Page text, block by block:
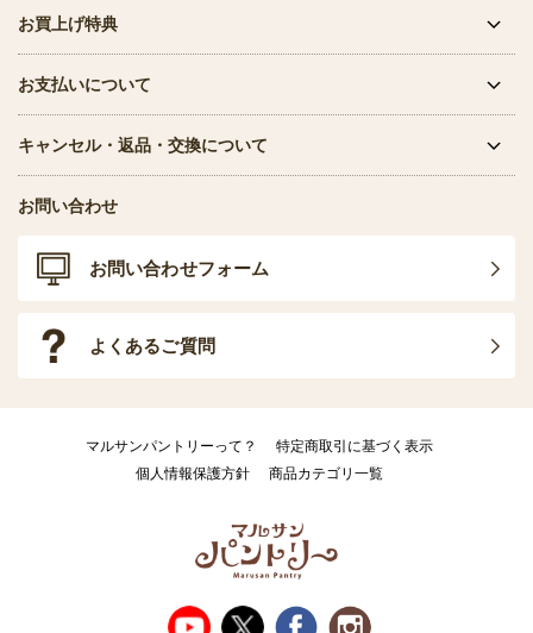
お買上げ特典
お支払いについて
キャンセル・返品・交換について
お問い合わせ
お問い合わせフォーム
よくあるご質問
マルサンパントリーって？
特定商取引に基づく表示
個人情報保護方針
商品カテゴリ一覧